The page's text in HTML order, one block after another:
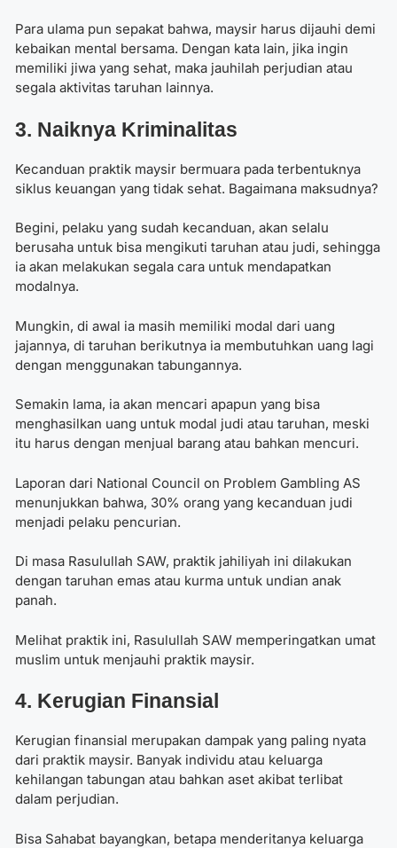
Para ulama pun sepakat bahwa, maysir harus dijauhi demi
kebaikan mental bersama. Dengan kata lain, jika ingin
memiliki jiwa yang sehat, maka jauhilah perjudian atau
segala aktivitas taruhan lainnya.
3. Naiknya Kriminalitas
Kecanduan praktik maysir bermuara pada terbentuknya
siklus keuangan yang tidak sehat. Bagaimana maksudnya?
Begini, pelaku yang sudah kecanduan, akan selalu
berusaha untuk bisa mengikuti taruhan atau judi, sehingga
ia akan melakukan segala cara untuk mendapatkan
modalnya.
Mungkin, di awal ia masih memiliki modal dari uang
jajannya, di taruhan berikutnya ia membutuhkan uang lagi
dengan menggunakan tabungannya.
Semakin lama, ia akan mencari apapun yang bisa
menghasilkan uang untuk modal judi atau taruhan, meski
itu harus dengan menjual barang atau bahkan mencuri.
Laporan dari National Council on Problem Gambling AS
menunjukkan bahwa, 30% orang yang kecanduan judi
menjadi pelaku pencurian.
Di masa Rasulullah SAW, praktik jahiliyah ini dilakukan
dengan taruhan emas atau kurma untuk undian anak
panah.
Melihat praktik ini, Rasulullah SAW memperingatkan umat
muslim untuk menjauhi praktik maysir.
4. Kerugian Finansial
Kerugian finansial merupakan dampak yang paling nyata
dari praktik maysir. Banyak individu atau keluarga
kehilangan tabungan atau bahkan aset akibat terlibat
dalam perjudian.
Bisa Sahabat bayangkan, betapa menderitanya keluarga